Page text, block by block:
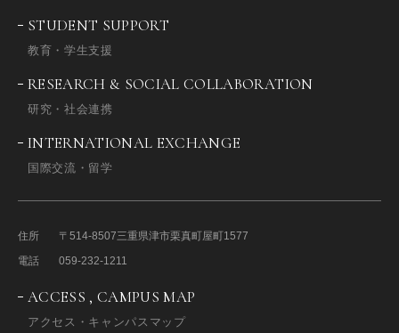
STUDENT SUPPORT
教育・学生支援
RESEARCH & SOCIAL COLLABORATION
研究・社会連携
INTERNATIONAL EXCHANGE
国際交流・留学
住所 〒514-8507三重県津市栗真町屋町1577
電話
059-232-1211
ACCESS , CAMPUS MAP
アクセス・キャンパスマップ